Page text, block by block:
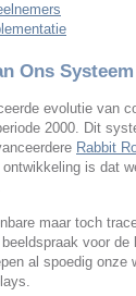
Ons Systeem
evolutie van
2000. Dit
Rabbit
is dat
maar toch
voor
al spoedig